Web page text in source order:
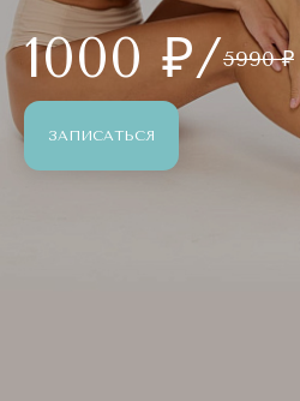
1000 ₽/5990 ₽
ЗАПИСАТЬСЯ